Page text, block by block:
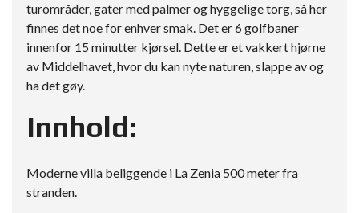
turområder, gater med palmer og hyggelige torg, så her
finnes det noe for enhver smak. Det er 6 golfbaner
innenfor 15 minutter kjørsel. Dette er et vakkert hjørne
av Middelhavet, hvor du kan nyte naturen, slappe av og
ha det gøy.
Innhold:
Moderne villa beliggende i La Zenia 500 meter fra
stranden.